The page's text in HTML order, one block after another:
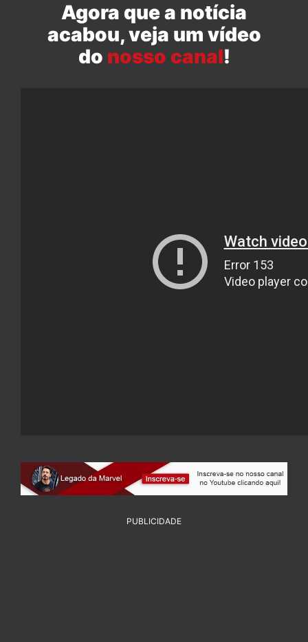
Agora que a notícia
acabou, veja um vídeo
do nosso canal!
PUBLICIDADE